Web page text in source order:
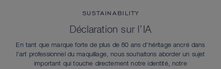
SUSTAINABILITY
Déclaration sur l’IA
En tant que marque forte de plus de 80 ans d’héritage ancré dans
l’art professionnel du maquillage, nous souhaitons aborder un sujet
important qui touche directement notre identité, notre